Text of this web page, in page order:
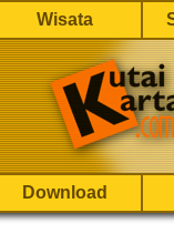
Wisata
Download